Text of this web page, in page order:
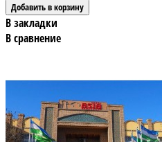
В закладки
В сравнение